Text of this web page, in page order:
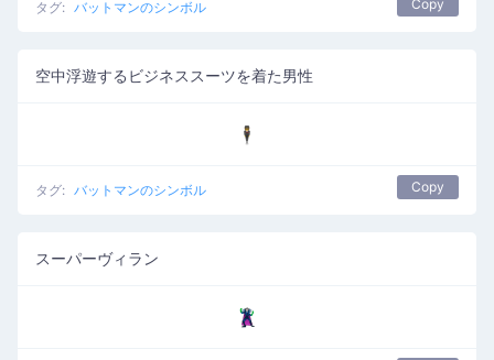
タグ: バットマンのシンボル Copy
空中浮遊するビジネススーツを着た男性
🕴️
タグ: バットマンのシンボル Copy
スーパーヴィラン
🦹